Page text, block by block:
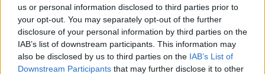
us or personal information disclosed to third parties prior to
your opt-out. You may separately opt-out of the further
disclosure of your personal information by third parties on the
IAB’s list of downstream participants. This information may
also be disclosed by us to third parties on the IAB’s List of
Downstream Participants that may further disclose it to other
KÖVETKEZŐ POSZT
A MA ESTI TELIHOLD egy nagy zsák pénzt
hoz ennek a 7 csillagjegynek!